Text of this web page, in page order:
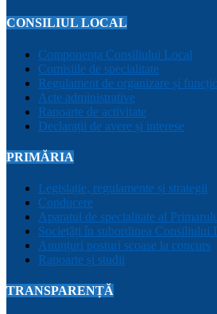
CONSILIUL LOCAL
Componența Consiliului Local
Comisiile de specialitate
Regulament de organizare și
Acte administrative
Rapoarte de activitate
Declarații de avere și interese
PRIMĂRIA
Legislație, regulamente și strategii
Conducere
Aparatul de specialitate al
Sociețăți în subordinea Consiliului
Anunțuri posturi scoase la concurs
Rapoarte și studii
TRANSPARENȚĂ